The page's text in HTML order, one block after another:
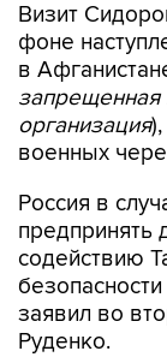
Визит
фоне
в
запрещенная
организация
военных
Россия в
предпринять
содействию
заявил во
Руденко.